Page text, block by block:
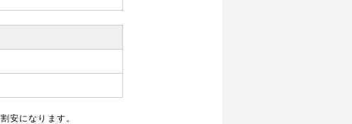
安になります。